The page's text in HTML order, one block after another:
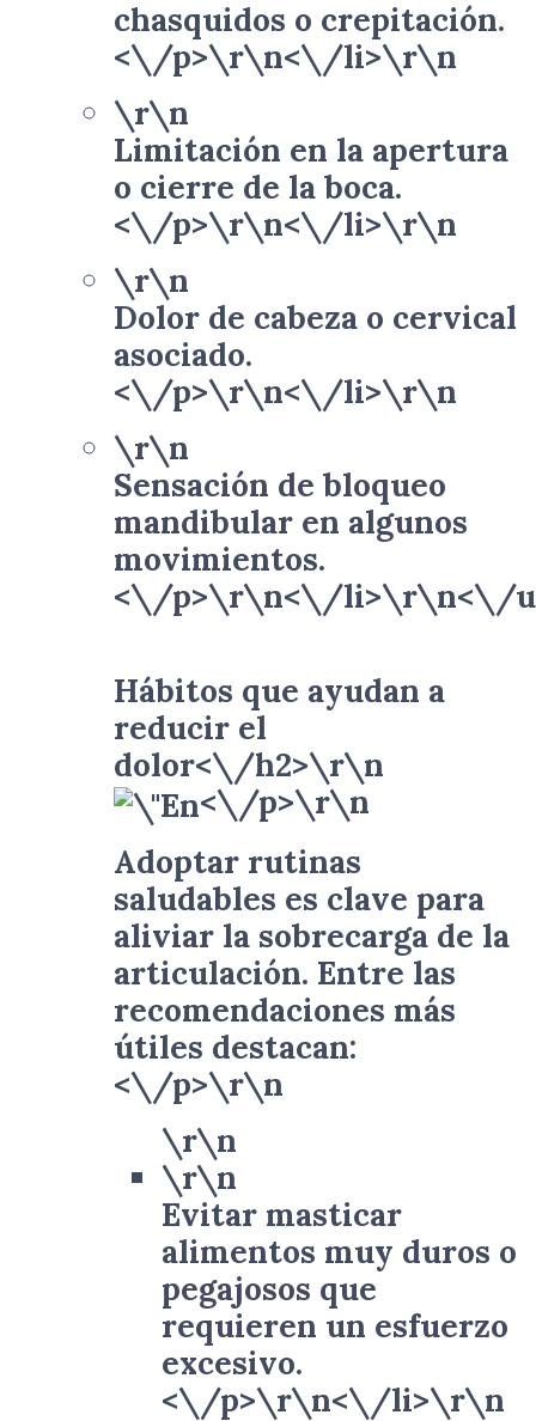
chasquidos o crepitación.
<\/p>\r\n<\/li>\r\n
\r\n
Limitación en la apertura
o cierre de la boca.
<\/p>\r\n<\/li>\r\n
\r\n
Dolor de cabeza o cervical
asociado.
<\/p>\r\n<\/li>\r\n
\r\n
Sensación de bloqueo
mandibular en algunos
movimientos.
<\/p>\r\n<\/li>\r\n<\/
Hábitos que ayudan a
reducir el
dolor<\/h2>\r\n
<\/p>\r\n
Adoptar rutinas
saludables es clave para
aliviar la sobrecarga de la
articulación. Entre las
recomendaciones más
útiles destacan:
<\/p>\r\n
\r\n
\r\n
Evitar masticar
alimentos muy duros o
pegajosos que
requieren un esfuerzo
excesivo.
<\/p>\r\n<\/li>\r\n